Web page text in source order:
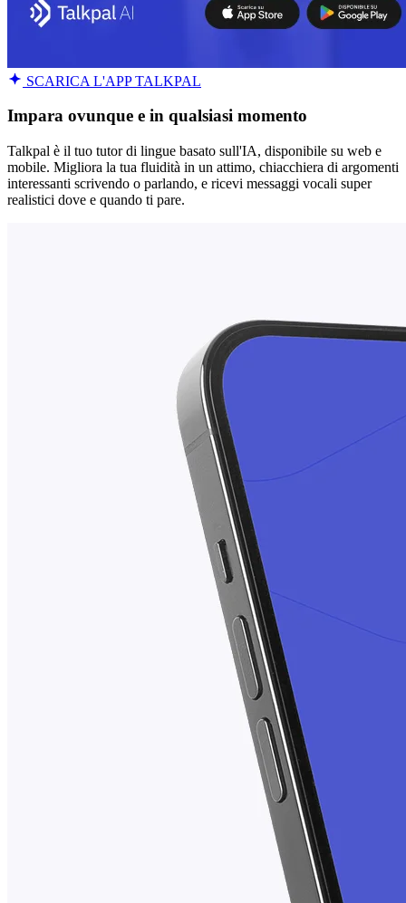
SCARICA L'APP TALKPAL
Impara ovunque e in qualsiasi momento
Talkpal è il tuo tutor di lingue basato sull'IA, disponibile su web e
mobile. Migliora la tua fluidità in un attimo, chiacchiera di argomenti
interessanti scrivendo o parlando, e ricevi messaggi vocali super
realistici dove e quando ti pare.